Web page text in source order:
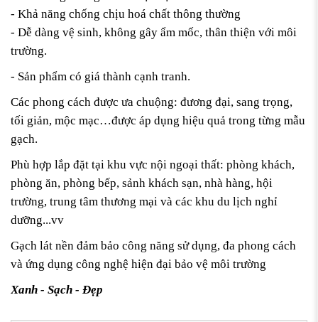
- Khả năng chống chịu hoá chất thông thường
- Dễ dàng vệ sinh, không gây ẩm mốc, thân thiện với môi
trường.
- Sản phẩm có giá thành cạnh tranh.
Các phong cách được ưa chuộng: đương đại, sang trọng,
tối giản, mộc mạc…được áp dụng hiệu quả trong từng mẫu
gạch.
Phù hợp lắp đặt tại khu vực nội ngoại thất: phòng khách,
phòng ăn, phòng bếp, sảnh khách sạn, nhà hàng, hội
trường, trung tâm thương mại và các khu du lịch nghỉ
dưỡng...vv
Gạch lát nền đảm bảo công năng sử dụng, đa phong cách
và ứng dụng công nghệ hiện đại bảo vệ môi trường
Xanh - Sạch - Đẹp